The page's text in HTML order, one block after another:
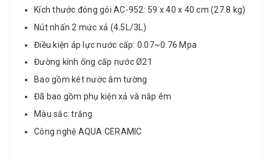
Kích thước đóng gói AC-952: 59 x 40 x 40 cm (27.8 kg)
Nút nhấn 2 mức xả (4.5L/3L)
Điều kiện áp lực nước cấp: 0.07~0.76 Mpa
Đường kính ống cấp nước Ø21
Bao gồm két nước âm tường
Đã bao gồm phụ kiện xả và nắp êm
Màu sắc: trắng
Công nghệ AQUA CERAMIC